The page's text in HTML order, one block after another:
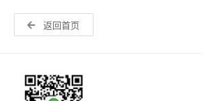
返回首页